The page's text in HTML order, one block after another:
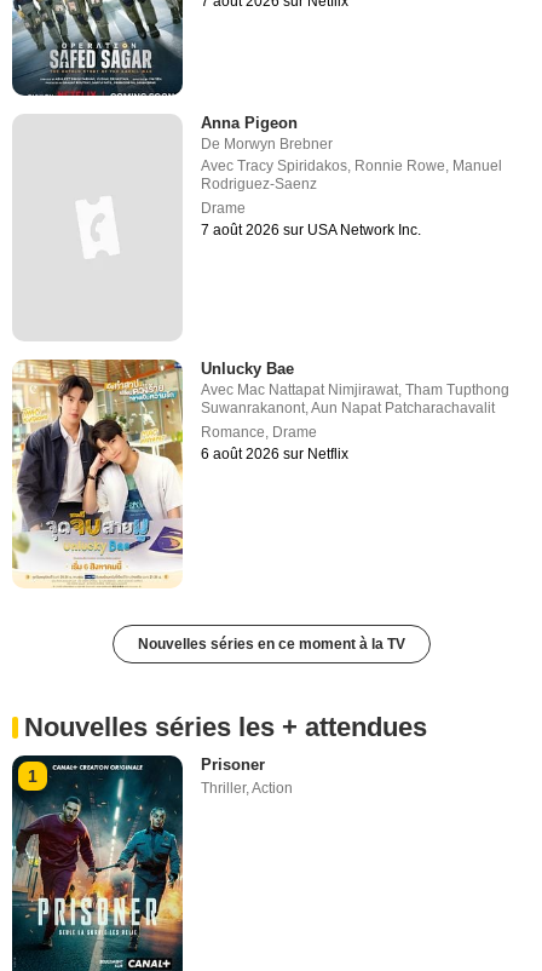
Anna Pigeon
De Morwyn Brebner
AvecTracy Spiridakos, Ronnie Rowe, Manuel
Rodriguez-Saenz
Drame
7 août 2026 sur USA Network Inc.
Unlucky Bae
Avec Mac Nattapat Nimjirawat,Tham Tupthong
Suwanrakanont,Aun Napat Patcharachavalit
Romance, Drame
6 août 2026 sur Netflix
Nouvelles séries en ce moment à la TV
Nouvelles séries les + attendues
1
Prisoner
Thriller,Action